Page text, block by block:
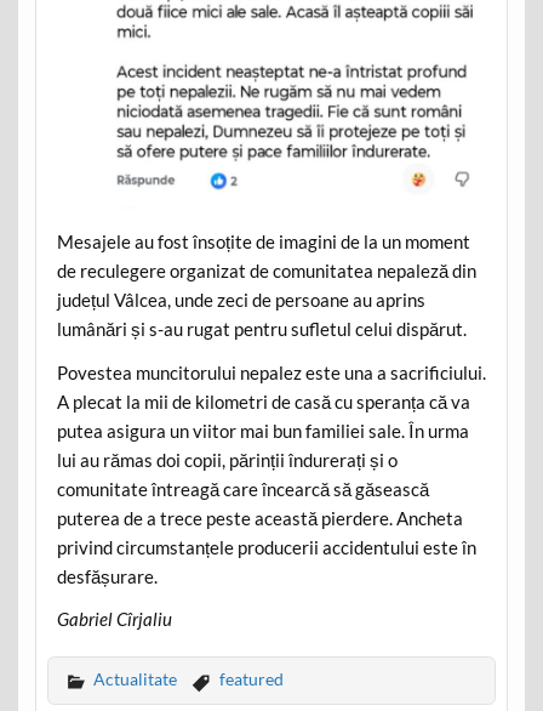
Mesajele au fost însoțite de imagini de la un moment
de reculegere organizat de comunitatea nepaleză din
județul Vâlcea, unde zeci de persoane au aprins
lumânări și s-au rugat pentru sufletul celui dispărut.
Povestea muncitorului nepalez este una a sacrificiului.
A plecat la mii de kilometri de casă cu speranța că va
putea asigura un viitor mai bun familiei sale. În urma
lui au rămas doi copii, părinții îndurerați și o
comunitate întreagă care încearcă să găsească
puterea de a trece peste această pierdere. Ancheta
privind circumstanțele producerii accidentului este în
desfășurare.
Gabriel Cîrjaliu
Actualitate featured